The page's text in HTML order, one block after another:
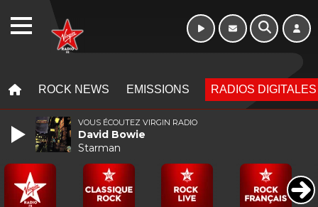
ROCK NEWS EMISSIONS RADIOS DIGITALES
VOUS ÉCOUTEZ VIRGIN RADIO
David Bowie
Starman
WEBRADIO Morning - 6h à 10h